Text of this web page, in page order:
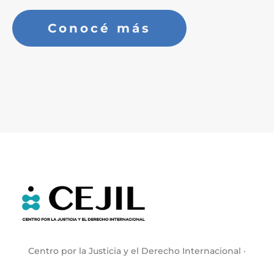
Conocé más
Centro por la Justicia y el Derecho Internacional ·